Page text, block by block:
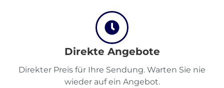
Direkte Angebote
Direkter Preis für Ihre Sendung. Warten Sie nie
wieder auf ein Angebot.